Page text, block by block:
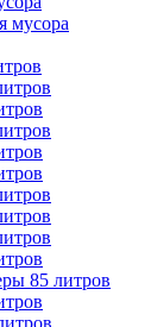
мусора
85 литров